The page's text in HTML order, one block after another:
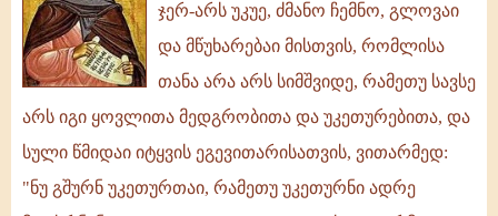
ჯერ-
არს
უკუე,
ძმანო
ჩემნო,
გლოვაი
და
ჯერ-არს უკუე, ძმანო ჩემნო, გლოვაი
და მწუხარებაი მისთვის, რომლისა
თანა არა არს სიმშვიდე, რამეთუ სავსე
არს იგი ყოვლითა მედგრობითა და უკეთურებითა, და
სული წმიდაი იტყვის ეგევითარისათვის, ვითარმედ:
"ნუ გშურნ უკეთურთაი, რამეთუ უკეთურნი ადრე